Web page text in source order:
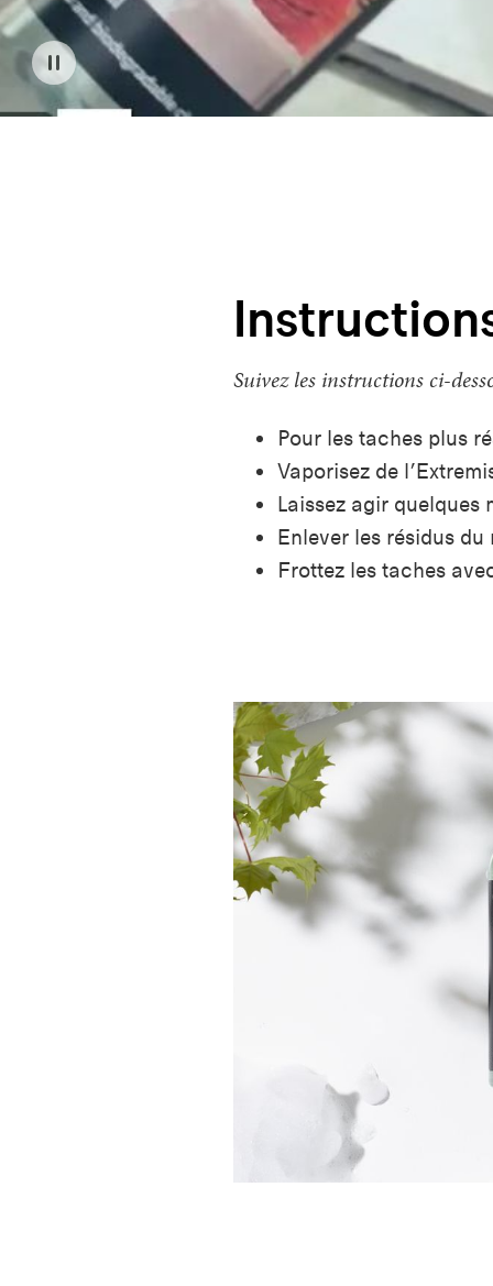
Suivez les instructions ci-
Pour les taches plus
Vaporisez de
Laissez agir quelques
Enlever les résidus
Frottez les taches